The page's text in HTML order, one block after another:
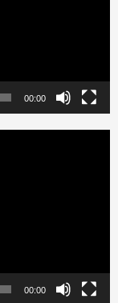
00:00
00:00